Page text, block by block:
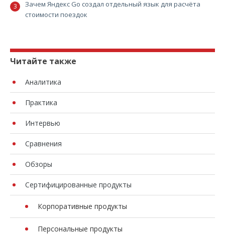
Зачем Яндекс Go создал отдельный язык для расчёта
стоимости поездок
Читайте также
Аналитика
Практика
Интервью
Сравнения
Обзоры
Сертифицированные продукты
Корпоративные продукты
Персональные продукты